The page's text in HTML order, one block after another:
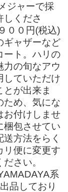
ジャーで採
くださ
００円(税込)
ギャザーなど
ート。ハリの
力の旬なアウ
していただけ
とが出来ま
ため、気にな
お付けしませ
梱包させてい
方法をらく
リ便に変更す
さい。
系
品しており